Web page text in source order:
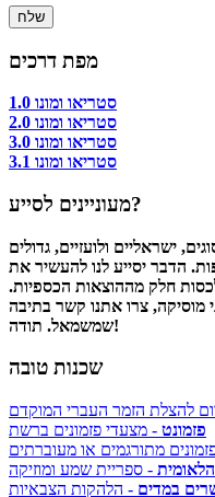
מפת דרכים
סטריאו ומונו 1.0
סטריאו ומונו 2.0
סטריאו ומונו 3.0
סטריאו ומונו 3.1
מעוניינים לסייע?
ישראליים ולועזיים, גדולים
הדבר יסייע לנו להעשיר את
חלק מההוצאות הכספיות.
מוסיקה, צרו אתנו קשר בתיבה
שמשמאל. תודה!
שכנות טובה
להצלת הזמר העברי המוקדם
פזמונט - מצעדי פזמונים ברשת
מתורגמים או מעוברתים
- ספריית שמע ומוזיקה
במדים - הלהקות הצבאיות